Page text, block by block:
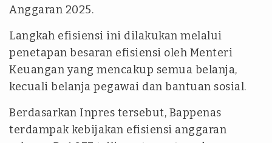
Anggaran 2025.
Langkah efisiensi ini dilakukan melalui
penetapan besaran efisiensi oleh Menteri
Keuangan yang mencakup semua belanja,
kecuali belanja pegawai dan bantuan sosial.
Berdasarkan Inpres tersebut, Bappenas
terdampak kebijakan efisiensi anggaran